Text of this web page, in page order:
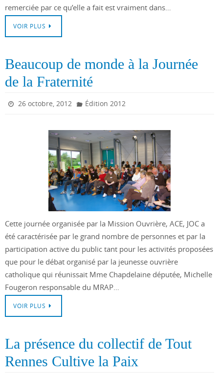
remerciée par ce qu’elle a fait est vraiment dans…
VOIR PLUS
Beaucoup de monde à la Journée
de la Fraternité
26 octobre, 2012 Édition 2012
Cette journée organisée par la Mission Ouvrière, ACE, JOC a
été caractérisée par le grand nombre de personnes et par la
participation active du public tant pour les activités proposées
que pour le débat organisé par la jeunesse ouvrière
catholique qui réunissait Mme Chapdelaine députée, Michelle
Fougeron responsable du MRAP…
VOIR PLUS
La présence du collectif de Tout
Rennes Cultive la Paix